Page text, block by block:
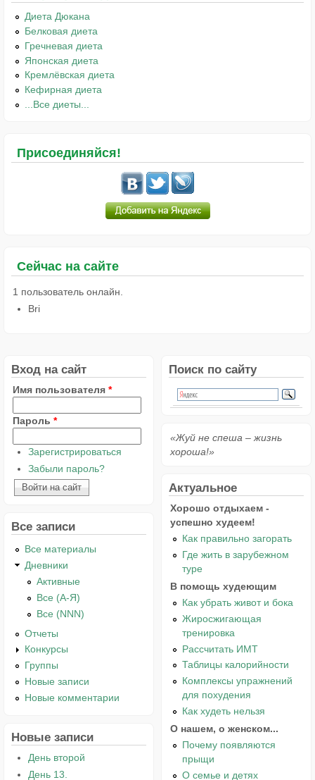
Диета Дюкана
Белковая диета
Гречневая диета
Японская диета
Кремлёвская диета
Кефирная диета
...Все диеты...
Присоединяйся!
Сейчас на сайте
1 пользователь онлайн.
Bri
Вход на сайт
Имя пользователя *
Пароль *
Зарегистрироваться
Забыли пароль?
Все записи
Все материалы
Дневники
Активные
Все (А-Я)
Все (NNN)
Отчеты
Конкурсы
Группы
Новые записи
Новые комментарии
Новые записи
День второй
День 13.
Поиск по сайту
«Жуй не спеша – жизнь
хороша!»
Актуальное
Хорошо отдыхаем -
успешно худеем!
Как правильно загорать
Где жить в зарубежном
туре
В помощь худеющим
Как убрать живот и бока
Жиросжигающая
тренировка
Рассчитать ИМТ
Таблицы калорийности
Комплексы упражнений
для похудения
Как худеть нельзя
О нашем, о женском...
Почему появляются
прыщи
О семье и детях